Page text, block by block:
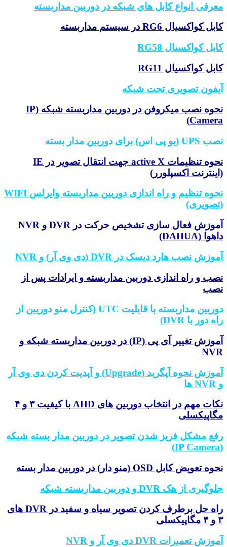
معرفی انواع کابل های شبکه در دوربین مداربسته
کابل کواکسیال RG6 در سیستم مداربسته
کابل کواکسیال RG58
کابل کواکسیال RG11
آیفون تصویری تحت شبکه
نحوه نصب میکروفن در دوربین مداربسته شبکه (IP
Camera)
نصب UPS (یو پی اس) برای دوربین مدار بسته
نحوه تنظیمات active X جهت انتقال تصویر در IE
(اینترنت اکسپلورر)
نحوه تنظیم و راه اندازی دوربین مداربسته وایرلس WIFI
(تصویری)
آموزش فعال سازی تشخیص حرکت در DVR و NVR
داهوا (DAHUA)
آموزش نصب هارد دیسک در DVR (دی وی آر) و NVR
نصب و راه اندازی دوربین مداربسته و ایرادات پس از
نصب
دوربین مداربسته با قابلیت UTC (کنترل منو دوربین از
راه دور با DVR)
آموزش تغییر آی پی (IP) در دوربین مداربسته شبکه و
NVR
آموزش نحوه آپگرید (Upgrade) و آپدیت کردن دی وی آر
و NVR ها
نکات مهم در انتخاب دوربین های AHD با کیفیت ۳ و ۴
مگاپیکسلی
رفع مشکل فریز شدن تصویر در دوربین مدار بسته شبکه
(IP Camera)
نحوه تعویض کابل OSD (منو دار) در دوربین مدار بسته
جلوگیری از هک DVR و دوربین مداربسته شبکه
راه حل برطرف کردن تصویر سیاه و سفید در DVR های
۳ و ۴ مگاپیکسلی
آموزش تعمیرات DVR دی وی آر و NVR